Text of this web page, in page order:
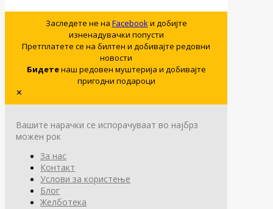
Заследете не на Facebookи добијте
изненадувачки попусти
Претплатете се на билтен и добивајте редовни
новости
Бидетенаш редовен муштерија и добивајте
пригодни подароци
✕
Вашите нарачки се испорачуваат во најбрз
можен рок
За нас
Контакт
Услови за користење
Блог
Желботека